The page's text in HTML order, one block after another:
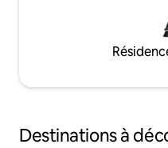
Destinations à